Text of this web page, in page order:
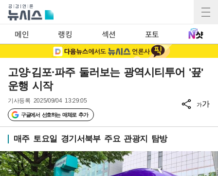
메인 랭킹 섹션 포토
고양·김포·파주 둘러보는 광역시티투어 '끞'
운행 시작
기사등록 2025/09/04 13:29:05
구글에서 선호하는 매체로 추가
가가
매주 토요일 경기서북부 주요 관광지 탐방